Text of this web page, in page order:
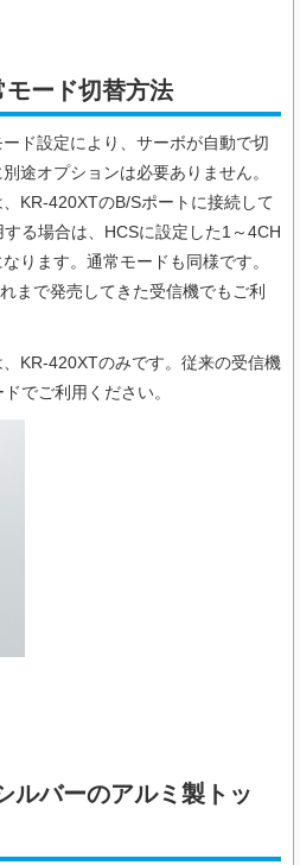
ード切替方法
ド設定により、サーボが自動で切
途オプションは必要ありません。
KR-420XTのB/Sポートに接続して
る場合は、HCSに設定した1～4CH
ります。通常モードも同様です。
まで発売してきた受信機でもご利
KR-420XTのみです。従来の受信機
でご利用ください。
ルバーのアルミ製トッ